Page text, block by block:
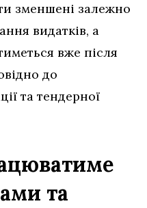
зменшені залежно
видатків, а
вже після
до
та тендерної
та